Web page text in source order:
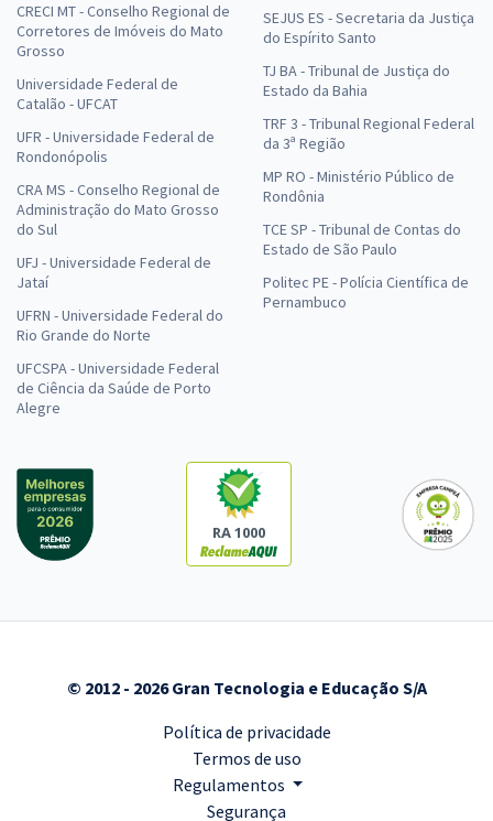
CRECI MT - Conselho Regional de
Corretores de Imóveis do Mato
Grosso
Universidade Federal de
Catalão - UFCAT
UFR - Universidade Federal de
Rondonópolis
CRA MS - Conselho Regional de
Administração do Mato Grosso
do Sul
UFJ - Universidade Federal de
Jataí
UFRN - Universidade Federal do
Rio Grande do Norte
UFCSPA - Universidade Federal
de Ciência da Saúde de Porto
Alegre
SEJUS ES - Secretaria da Justiça
do Espírito Santo
TJ BA - Tribunal de Justiça do
Estado da Bahia
TRF 3 - Tribunal Regional Federal
da 3ª Região
MP RO - Ministério Público de
Rondônia
TCE SP - Tribunal de Contas do
Estado de São Paulo
Politec PE - Polícia Científica de
Pernambuco
RA 1000
© 2012 - 2026 Gran Tecnologia e Educação S/A
Política de privacidade
Termos de uso
Regulamentos
Segurança